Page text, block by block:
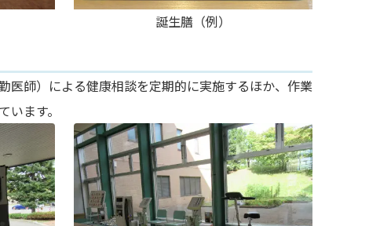
誕生膳（例）
医師）による健康相談を定期的に実施するほか、作業
ます。